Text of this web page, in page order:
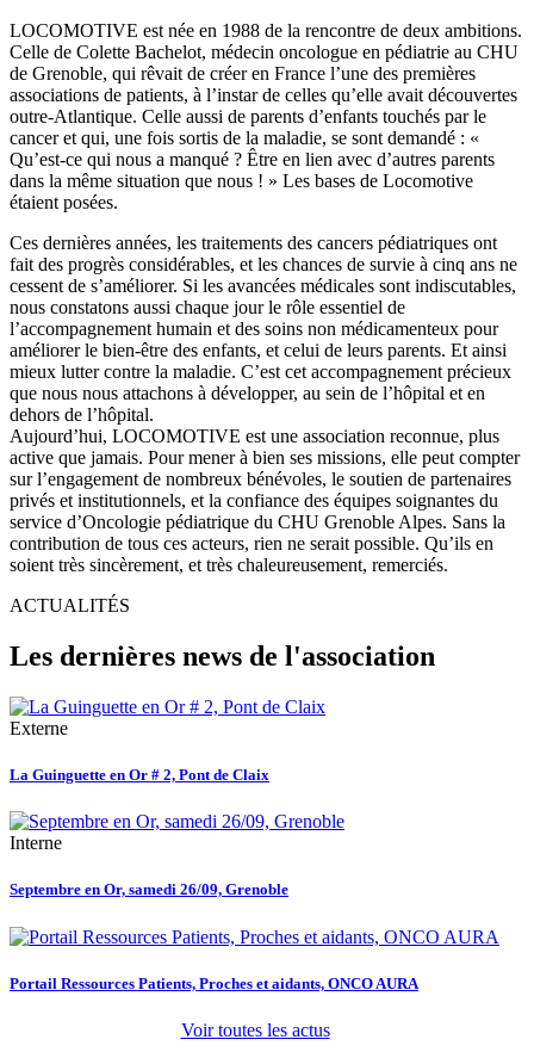
LOCOMOTIVE est née en 1988 de la rencontre de deux ambitions.
Celle de Colette Bachelot, médecin oncologue en pédiatrie au CHU
de Grenoble, qui rêvait de créer en France l’une des premières
associations de patients, à l’instar de celles qu’elle avait découvertes
outre-Atlantique. Celle aussi de parents d’enfants touchés par le
cancer et qui, une fois sortis de la maladie, se sont demandé : «
Qu’est-ce qui nous a manqué ? Être en lien avec d’autres parents
dans la même situation que nous ! » Les bases de Locomotive
étaient posées.
Ces dernières années, les traitements des cancers pédiatriques ont
fait des progrès considérables, et les chances de survie à cinq ans ne
cessent de s’améliorer. Si les avancées médicales sont indiscutables,
nous constatons aussi chaque jour le rôle essentiel de
l’accompagnement humain et des soins non médicamenteux pour
améliorer le bien-être des enfants, et celui de leurs parents. Et ainsi
mieux lutter contre la maladie. C’est cet accompagnement précieux
que nous nous attachons à développer, au sein de l’hôpital et en
dehors de l’hôpital.
Aujourd’hui, LOCOMOTIVE est une association reconnue, plus
active que jamais. Pour mener à bien ses missions, elle peut compter
sur l’engagement de nombreux bénévoles, le soutien de partenaires
privés et institutionnels, et la confiance des équipes soignantes du
service d’Oncologie pédiatrique du CHU Grenoble Alpes. Sans la
contribution de tous ces acteurs, rien ne serait possible. Qu’ils en
soient très sincèrement, et très chaleureusement, remerciés.
ACTUALITÉS
Les dernières news de l'association
Externe
La Guinguette en Or # 2, Pont de Claix
Interne
Septembre en Or, samedi 26/09, Grenoble
Portail Ressources Patients, Proches et aidants, ONCO AURA
Voir toutes les actus